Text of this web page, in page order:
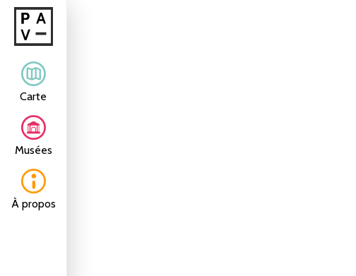
Carte
Musées
À propos